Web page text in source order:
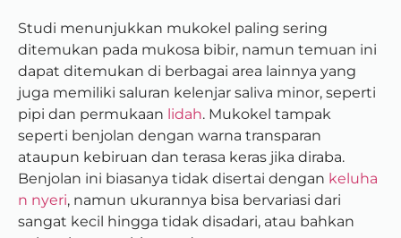
Studi menunjukkan mukokel paling sering
ditemukan pada mukosa bibir, namun temuan ini
dapat ditemukan di berbagai area lainnya yang
juga memiliki saluran kelenjar saliva minor, seperti
pipi dan permukaan lidah. Mukokel tampak
seperti benjolan dengan warna transparan
ataupun kebiruan dan terasa keras jika diraba.
Benjolan ini biasanya tidak disertai dengan keluha
n nyeri, namun ukurannya bisa bervariasi dari
sangat kecil hingga tidak disadari, atau bahkan